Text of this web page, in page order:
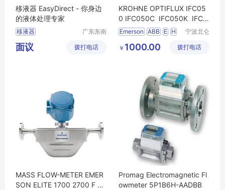
移液器 EasyDirect - 你身边
的液体处理专家
移液器
广东东南
有限公司
面议 拨打电话
KROHNE OPTIFLUX IFC05
0 IFC050C IFC050K IFC0
50W C F R
Emerson ABB E H
YOKOGAWA
宁波北仑
设备有限
￥ 1000.00 拨打电话
MASS FLOW-METER EMER
SON ELITE 1700 2700 F H
Promag Electromagnetic Fl
owmeter 5P1B6H-AADBB